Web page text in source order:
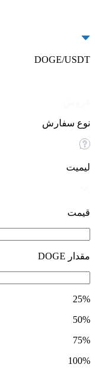
DOGE/USDT
نوع سفارش
لیمیت
قیمت
مقدار DOGE
25%
50%
75%
100%